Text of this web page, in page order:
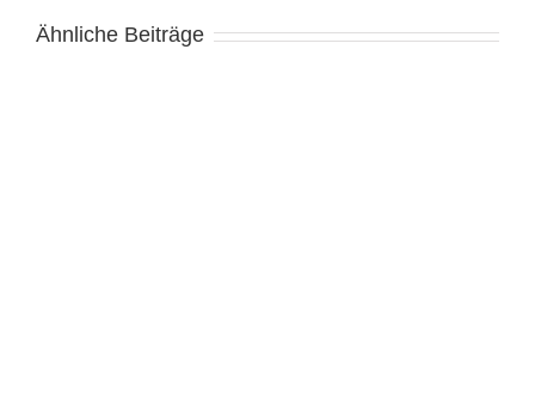
Ähnliche Beiträge